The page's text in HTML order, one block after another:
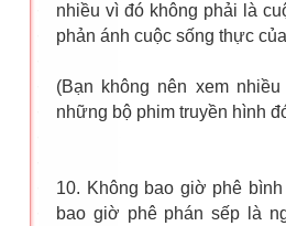
nhiều vì đó không phải là
phản ánh cuộc sống thực
(Bạn không nên xem
những bộ phim truyền hình
10. Không bao giờ phê
bao giờ phê phán sếp là